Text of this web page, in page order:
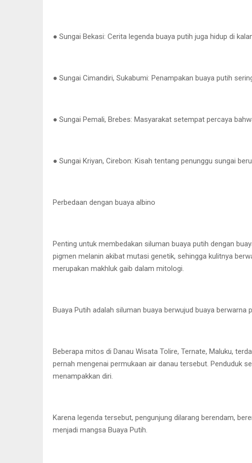
● Sungai Bekasi: Cerita legenda buaya putih juga hidup di
● Sungai Cimandiri, Sukabumi: Penampakan buaya putih
● Sungai Pemali, Brebes: Masyarakat setempat percaya
● Sungai Kriyan, Cirebon: Kisah tentang penunggu sungai
Perbedaan dengan buaya albino
Penting untuk membedakan siluman buaya putih dengan
pigmen melanin akibat mutasi genetik, sehingga kulitnya
merupakan makhluk gaib dalam mitologi.
Buaya Putih adalah siluman buaya berwujud buaya
Beberapa mitos di Danau Wisata Tolire, Ternate, Maluku,
pernah mengenai permukaan air danau tersebut. Penduduk
menampakkan diri.
Karena legenda tersebut, pengunjung dilarang berendam,
menjadi mangsa Buaya Putih.